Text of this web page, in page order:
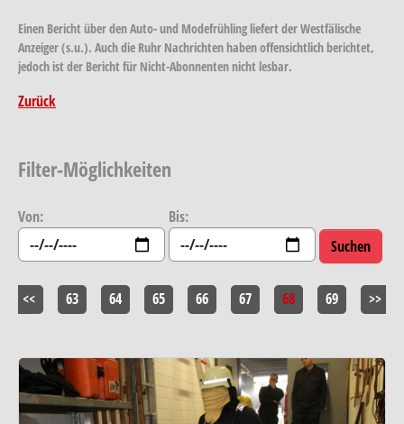
Einen Bericht über den Auto- und Modefrühling liefert der Westfälische
Anzeiger (s.u.). Auch die Ruhr Nachrichten haben offensichtlich berichtet,
jedoch ist der Bericht für Nicht-Abonnenten nicht lesbar.
Zurück
Filter-Möglichkeiten
Von: Bis:
<< 63 64 65 66 67 68 69 >>